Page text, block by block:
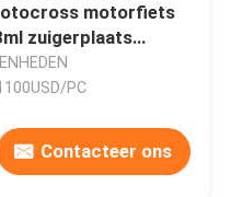
motorfiets
zuigerplaats
PC
Contacteer ons